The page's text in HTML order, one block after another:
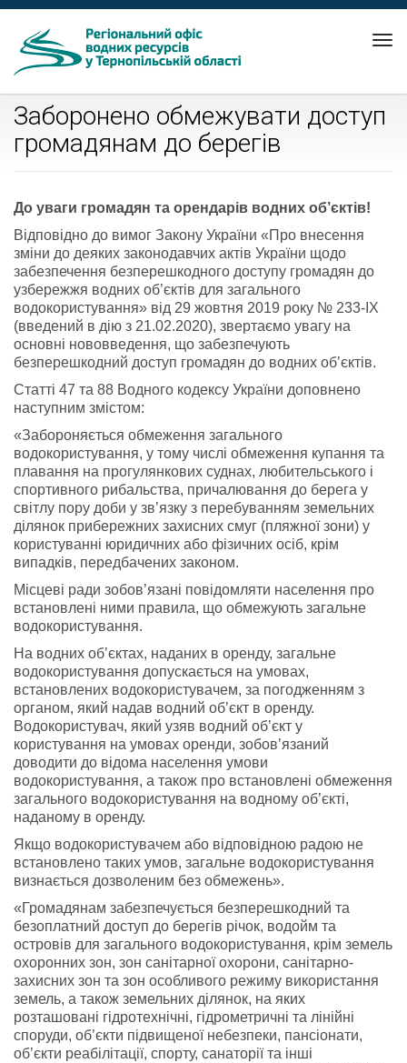
Заборонено обмежувати доступ
громадянам до берегів
До уваги громадян та орендарів водних об’єктів!
Відповідно до вимог Закону України «Про внесення
зміни до деяких законодавчих актів України щодо
забезпечення безперешкодного доступу громадян до
узбережжя водних об’єктів для загального
водокористування» від 29 жовтня 2019 року № 233-IX
(введений в дію з 21.02.2020), звертаємо увагу на
основні нововведення, що забезпечують
безперешкодний доступ громадян до водних об’єктів.
Статті 47 та 88 Водного кодексу України доповнено
наступним змістом:
«Забороняється обмеження загального
водокористування, у тому числі обмеження купання та
плавання на прогулянкових суднах, любительського і
спортивного рибальства, причалювання до берега у
світлу пору доби у зв’язку з перебуванням земельних
ділянок прибережних захисних смуг (пляжної зони) у
користуванні юридичних або фізичних осіб, крім
випадків, передбачених законом.
Місцеві ради зобов’язані повідомляти населення про
встановлені ними правила, що обмежують загальне
водокористування.
На водних об’єктах, наданих в оренду, загальне
водокористування допускається на умовах,
встановлених водокористувачем, за погодженням з
органом, який надав водний об’єкт в оренду.
Водокористувач, який узяв водний об’єкт у
користування на умовах оренди, зобов’язаний
доводити до відома населення умови
водокористування, а також про встановлені обмеження
загального водокористування на водному об’єкті,
наданому в оренду.
Якщо водокористувачем або відповідною радою не
встановлено таких умов, загальне водокористування
визнається дозволеним без обмежень».
«Громадянам забезпечується безперешкодний та
безоплатний доступ до берегів річок, водойм та
островів для загального водокористування, крім земель
охоронних зон, зон санітарної охорони, санітарно-
захисних зон та зон особливого режиму використання
земель, а також земельних ділянок, на яких
розташовані гідротехнічні, гідрометричні та лінійні
споруди, об’єкти підвищеної небезпеки, пансіонати,
об’єкти реабілітації, спорту, санаторії та інші